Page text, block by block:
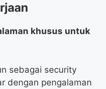
khusus untuk
sebagai security
dengan pengalaman